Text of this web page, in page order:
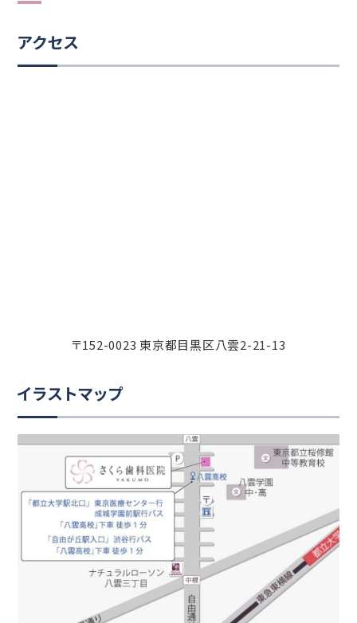
アクセス
〒152-0023 東京都目黒区八雲2-21-13
イラストマップ